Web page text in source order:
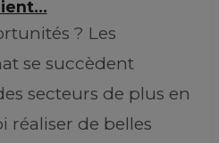
? Les
se succèdent
secteurs de plus en
réaliser de belles